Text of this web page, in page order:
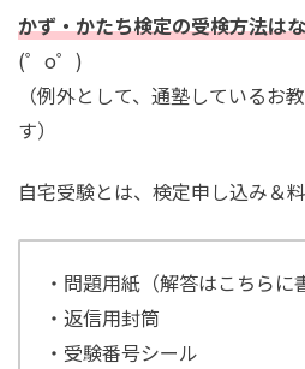
かず・かたち検定の受検方法は
(゜o゜)
（例外として、通塾しているお
す）
自宅受験とは、検定申し込み＆
・問題用紙（解答はこちらに
・返信用封筒
・受験番号シール